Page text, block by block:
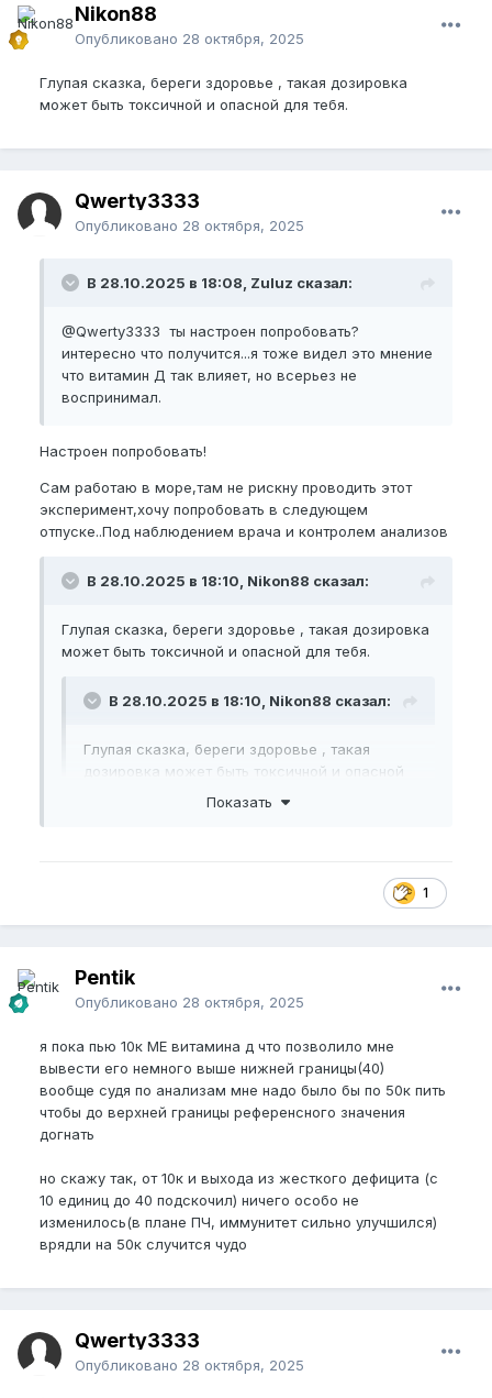
Nikon88
Опубликовано 28 октября, 2025
Глупая сказка, береги здоровье , такая дозировка
может быть токсичной и опасной для тебя.
Qwerty3333
Опубликовано 28 октября, 2025
В 28.10.2025 в 18:08, Zuluz сказал:
@Qwerty3333 ты настроен попробовать?
интересно что получится...я тоже видел это мнение
что витамин Д так влияет, но всерьез не
воспринимал.
Настроен попробовать!
Сам работаю в море,там не рискну проводить этот
эксперимент,хочу попробовать в следующем
отпуске..Под наблюдением врача и контролем анализов
В 28.10.2025 в 18:10, Nikon88 сказал:
Глупая сказка, береги здоровье , такая дозировка
может быть токсичной и опасной для тебя.
В 28.10.2025 в 18:10, Nikon88 сказал:
Глупая сказка, береги здоровье , такая
дозировка может быть токсичной и опасной
Два абсолютно разных источника заявляют об
этом
Показать
1
Pentik
Опубликовано 28 октября, 2025
я пока пью 10к МЕ витамина д что позволило мне
вывести его немного выше нижней границы(40)
вообще судя по анализам мне надо было бы по 50к пить
чтобы до верхней границы референсного значения
догнать
но скажу так, от 10к и выхода из жесткого дефицита (с
10 единиц до 40 подскочил) ничего особо не
изменилось(в плане ПЧ, иммунитет сильно улучшился)
врядли на 50к случится чудо
Qwerty3333
Опубликовано 28 октября, 2025